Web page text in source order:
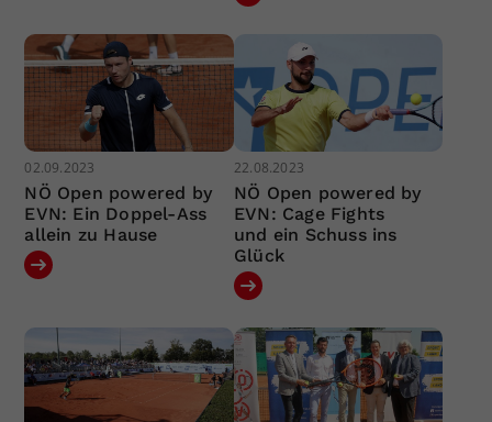
02.09.2023
NÖ Open powered by
EVN: Ein Doppel-Ass
allein zu Hause
22.08.2023
NÖ Open powered by
EVN: Cage Fights
und ein Schuss ins
Glück